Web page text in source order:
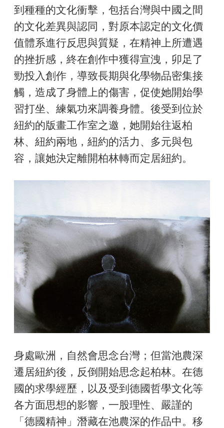
到種種的文化衝擊，包括台灣與中國之間
的文化差異與認同，對原本認定的文化價
值體系進行反思與質疑，在精神上所遭遇
的挫折感，終在創作中獲得宣洩，卯足了
勁投入創作，導致長期與化學物品密集接
觸，造成了身體上的傷害，促使她開始學
習打坐、練氣功來調養身體。後受到位於
紐約的版畫工作室之邀，她開始往返柏
林、紐約兩地，紐約的活力、多元與包
容，讓她決定離開柏林轉而定居紐約。
身處歐洲，自然會思念台灣；但當池農深
遷居紐約後，反倒開始思念起柏林。在德
國的求學經歷，以及受到德國哲學文化等
各方面思想的影響，一股理性、嚴謹的
「德國精神」潛藏在池農深的作品中。移